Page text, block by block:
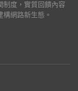
制度，實質回饋內容
網路新生態。